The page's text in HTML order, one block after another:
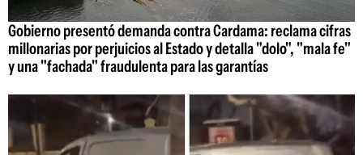
Gobierno presentó demanda contra Cardama: reclama cifras
millonarias por perjuicios al Estado y detalla "dolo", "mala fe"
y una "fachada" fraudulenta para las garantías